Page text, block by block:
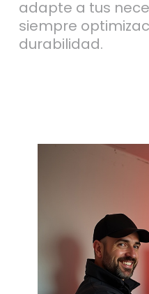
adapte a tus
siempre
durabilidad.